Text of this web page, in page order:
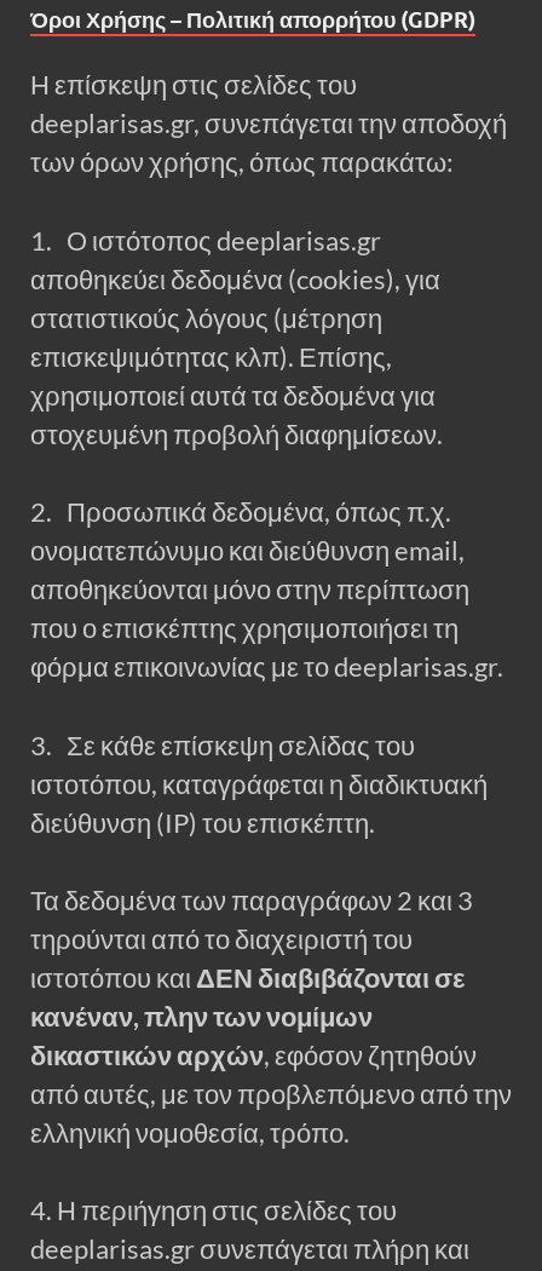
Όροι Χρήσης – Πολιτική απορρήτου (GDPR)
Η επίσκεψη στις σελίδες του
deeplarisas.gr, συνεπάγεται την αποδοχή
των όρων χρήσης, όπως παρακάτω:
1. Ο ιστότοπος deeplarisas.gr
αποθηκεύει δεδομένα (cookies), για
στατιστικούς λόγους (μέτρηση
επισκεψιμότητας κλπ). Επίσης,
χρησιμοποιεί αυτά τα δεδομένα για
στοχευμένη προβολή διαφημίσεων.
2. Προσωπικά δεδομένα, όπως π.χ.
ονοματεπώνυμο και διεύθυνση email,
αποθηκεύονται μόνο στην περίπτωση
που ο επισκέπτης χρησιμοποιήσει τη
φόρμα επικοινωνίας με το deeplarisas.gr.
3. Σε κάθε επίσκεψη σελίδας του
ιστοτόπου, καταγράφεται η διαδικτυακή
διεύθυνση (IP) του επισκέπτη.
Τα δεδομένα των παραγράφων 2 και 3
τηρούνται από το διαχειριστή του
ιστοτόπου και ΔΕΝ διαβιβάζονται σε
κανέναν, πλην των νομίμων
δικαστικών αρχών, εφόσον ζητηθούν
από αυτές, με τον προβλεπόμενο από την
ελληνική νομοθεσία, τρόπο.
4. Η περιήγηση στις σελίδες του
deeplarisas.gr συνεπάγεται πλήρη και